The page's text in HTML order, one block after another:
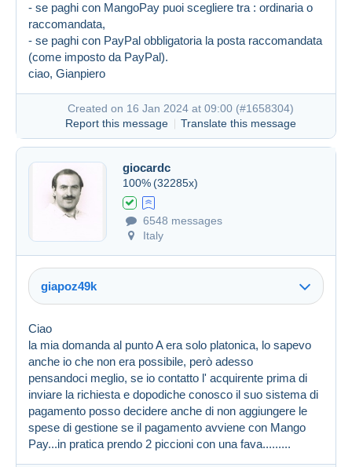
Created on 16 Jan 2024 at 08:35
- se paghi con MangoPay puoi scegliere tra : ordinaria o
raccomandata,
- se paghi con PayPal obbligatoria la posta raccomandata
(come imposto da PayPal).
ciao, Gianpiero
Created on 16 Jan 2024 at 09:00 (#1658304)
Report this message
Translate this message
giocardc
100% (32285x)
6548 messages
Italy
giapoz49k
Ciao
la mia domanda al punto A era solo platonica, lo sapevo
anche io che non era possibile, però adesso
pensandoci meglio, se io contatto l' acquirente prima di
inviare la richiesta e dopodiche conosco il suo sistema di
pagamento posso decidere anche di non aggiungere le
spese di gestione se il pagamento avviene con Mango
Pay...in pratica prendo 2 piccioni con una fava.........